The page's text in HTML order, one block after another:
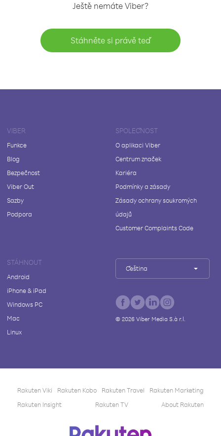
Ještě nemáte Viber?
Stáhněte si právě teď
VIBER
Funkce
Blog
Bezpečnost
Viber Out
Sazby
Podpora
SPOLEČNOST
O aplikaci Viber
Centrum značek
Kariéra
Podmínky a zásady
Zásady ochrany soukromých
údajů
Customer Complaints Code
STÁHNOUT
Android
iPhone & iPad
Windows PC
Mac
Linux
Čeština
© 2026Viber Media S.à r.l.
Rakuten Viki Rakuten Kobo Rakuten Travel
Rakuten Marketing
Rakuten Insight
Rakuten TV About Rakuten